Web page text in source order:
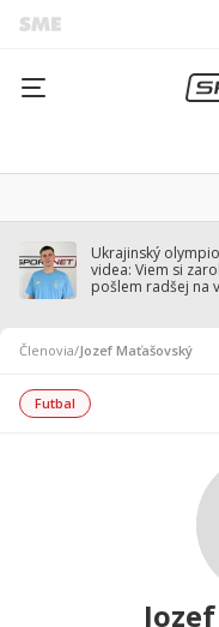
Ukrajinský
videa: Viem si
pošlem radšej na
Členovia/Jozef Maťašovský
Futbal